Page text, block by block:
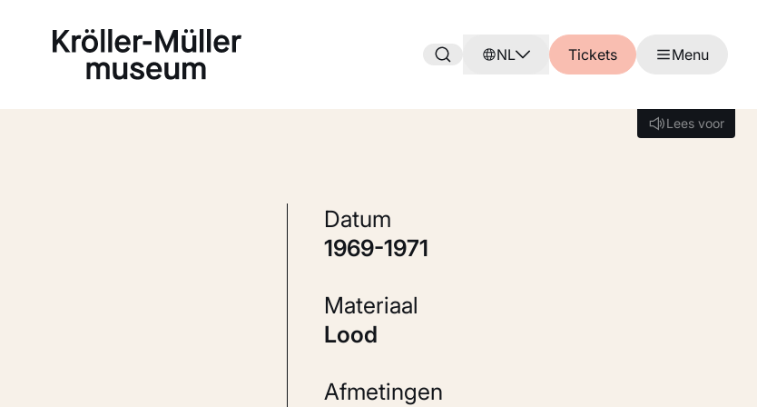
NL Tickets Menu
Lees voor
Lees voor
Datum
1969-1971
Materiaal
Lood
Afmetingen